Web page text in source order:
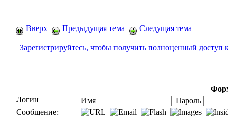
Вверх Предыдущая тема Следущая тема
Зарегистрируйтесь, чтобы получить полноценный доступ
Логин
Имя
Пароль
Сообщение: